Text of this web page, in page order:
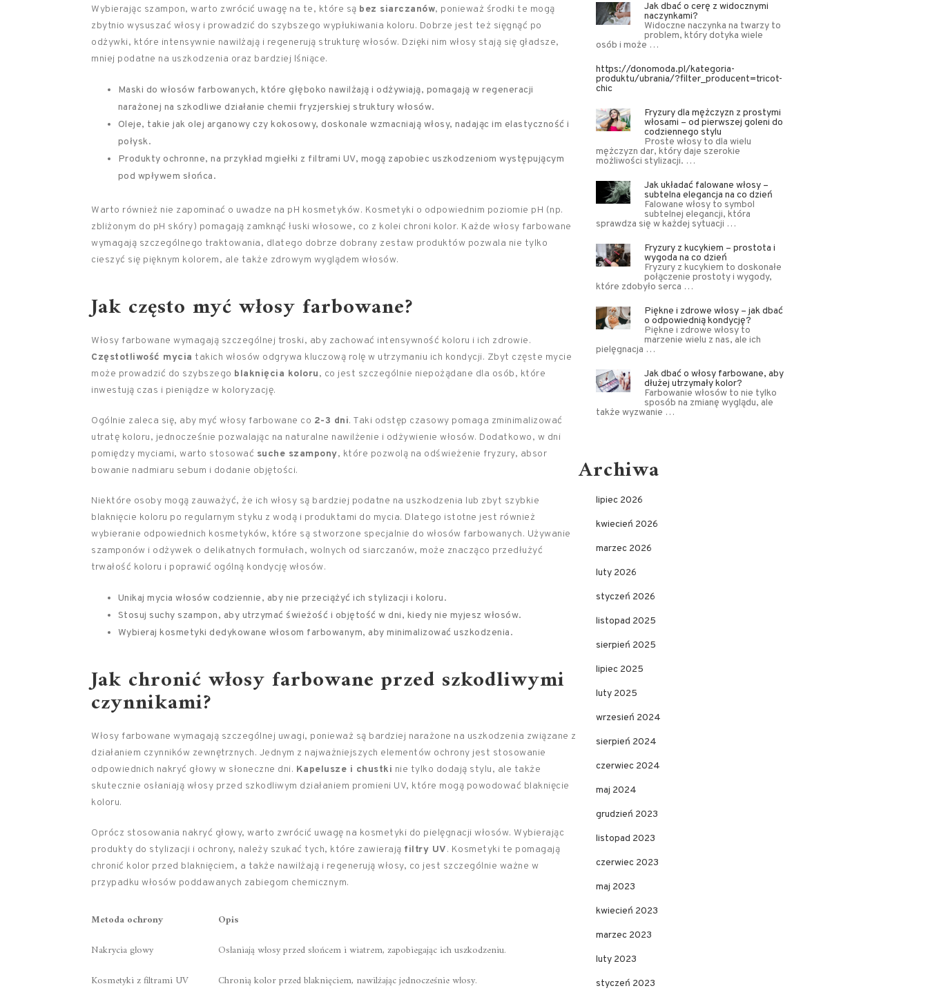
Wybierając szampon, warto zwrócić uwagę na te, które są bez siarczanów, ponieważ środki te mogą
zbytnio wysuszać włosy i prowadzić do szybszego wypłukiwania koloru. Dobrze jest też sięgnąć po
odżywki, które intensywnie nawilżają i regenerują strukturę włosów. Dzięki nim włosy stają się gładsze,
mniej podatne na uszkodzenia oraz bardziej lśniące.
Maski do włosów farbowanych, które głęboko nawilżają i odżywiają, pomagają w regeneracji
narażonej na szkodliwe działanie chemii fryzjerskiej struktury włosów.
Oleje, takie jak olej arganowy czy kokosowy, doskonale wzmacniają włosy, nadając im elastyczność i
połysk.
Produkty ochronne, na przykład mgiełki z filtrami UV, mogą zapobiec uszkodzeniom występującym
pod wpływem słońca.
Warto również nie zapominać o uwadze na pH kosmetyków. Kosmetyki o odpowiednim poziomie pH (np.
zbliżonym do pH skóry) pomagają zamknąć łuski włosowe, co z kolei chroni kolor. Każde włosy farbowane
wymagają szczególnego traktowania, dlatego dobrze dobrany zestaw produktów pozwala nie tylko
cieszyć się pięknym kolorem, ale także zdrowym wyglądem włosów.
Jak często myć włosy farbowane?
Włosy farbowane wymagają szczególnej troski, aby zachować intensywność koloru i ich zdrowie.
Częstotliwość mycia takich włosów odgrywa kluczową rolę w utrzymaniu ich kondycji. Zbyt częste mycie
może prowadzić do szybszego blaknięcia koloru, co jest szczególnie niepożądane dla osób, które
inwestują czas i pieniądze w koloryzację.
Ogólnie zaleca się, aby myć włosy farbowane co 2-3 dni. Taki odstęp czasowy pomaga zminimalizować
utratę koloru, jednocześnie pozwalając na naturalne nawilżenie i odżywienie włosów. Dodatkowo, w dni
pomiędzy myciami, warto stosować suche szampony, które pozwolą na odświeżenie fryzury, absor
bowanie nadmiaru sebum i dodanie objętości.
Niektóre osoby mogą zauważyć, że ich włosy są bardziej podatne na uszkodzenia lub zbyt szybkie
blaknięcie koloru po regularnym styku z wodą i produktami do mycia. Dlatego istotne jest również
wybieranie odpowiednich kosmetyków, które są stworzone specjalnie do włosów farbowanych. Używanie
szamponów i odżywek o delikatnych formułach, wolnych od siarczanów, może znacząco przedłużyć
trwałość koloru i poprawić ogólną kondycję włosów.
Unikaj mycia włosów codziennie, aby nie przeciążyć ich stylizacji i koloru.
Stosuj suchy szampon, aby utrzymać świeżość i objętość w dni, kiedy nie myjesz włosów.
Wybieraj kosmetyki dedykowane włosom farbowanym, aby minimalizować uszkodzenia.
Jak chronić włosy farbowane przed szkodliwymi
czynnikami?
Włosy farbowane wymagają szczególnej uwagi, ponieważ są bardziej narażone na uszkodzenia związane z
działaniem czynników zewnętrznych. Jednym z najważniejszych elementów ochrony jest stosowanie
odpowiednich nakryć głowy w słoneczne dni. Kapelusze i chustki nie tylko dodają stylu, ale także
skutecznie osłaniają włosy przed szkodliwym działaniem promieni UV, które mogą powodować blaknięcie
koloru.
Oprócz stosowania nakryć głowy, warto zwrócić uwagę na kosmetyki do pielęgnacji włosów. Wybierając
produkty do stylizacji i ochrony, należy szukać tych, które zawierają filtry UV. Kosmetyki te pomagają
chronić kolor przed blaknięciem, a także nawilżają i regenerują włosy, co jest szczególnie ważne w
przypadku włosów poddawanych zabiegom chemicznym.
Metoda ochrony
Opis
Nakrycia głowy
Osłaniają włosy przed słońcem i wiatrem, zapobiegając ich uszkodzeniu.
Kosmetyki z filtrami UV
Chronią kolor przed blaknięciem, nawilżając jednocześnie włosy.
Jak dbać o cerę z widocznymi
naczynkami?
Widoczne naczynka na twarzy to
problem, który dotyka wiele
osób i może …
https://donomoda.pl/kategoria-
produktu/ubrania/?filter_producent=tricot-
chic
Fryzury dla mężczyzn z prostymi
włosami – od pierwszej goleni do
codziennego stylu
Proste włosy to dla wielu
mężczyzn dar, który daje szerokie
możliwości stylizacji. …
Jak układać falowane włosy –
subtelna elegancja na co dzień
Falowane włosy to symbol
subtelnej elegancji, która
sprawdza się w każdej sytuacji …
Fryzury z kucykiem – prostota i
wygoda na co dzień
Fryzury z kucykiem to doskonałe
połączenie prostoty i wygody,
które zdobyło serca …
Piękne i zdrowe włosy – jak dbać
o odpowiednią kondycję?
Piękne i zdrowe włosy to
marzenie wielu z nas, ale ich
pielęgnacja …
Jak dbać o włosy farbowane, aby
dłużej utrzymały kolor?
Farbowanie włosów to nie tylko
sposób na zmianę wyglądu, ale
także wyzwanie …
Archiwa
lipiec 2026
kwiecień 2026
marzec 2026
luty 2026
styczeń 2026
listopad 2025
sierpień 2025
lipiec 2025
luty 2025
wrzesień 2024
sierpień 2024
czerwiec 2024
maj 2024
grudzień 2023
listopad 2023
czerwiec 2023
maj 2023
kwiecień 2023
marzec 2023
luty 2023
styczeń 2023